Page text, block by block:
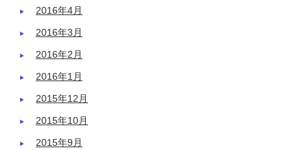
2016年4月
2016年3月
2016年2月
2016年1月
2015年12月
2015年10月
2015年9月